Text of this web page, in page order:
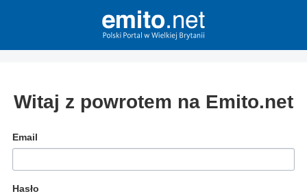
Witaj z powrotem na Emito.net
Email
Hasło